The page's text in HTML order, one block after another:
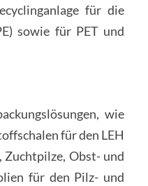
für die
sowie für PET und
wie
für den LEH
Zuchtpilze, Obst- und
für den Pilz- und